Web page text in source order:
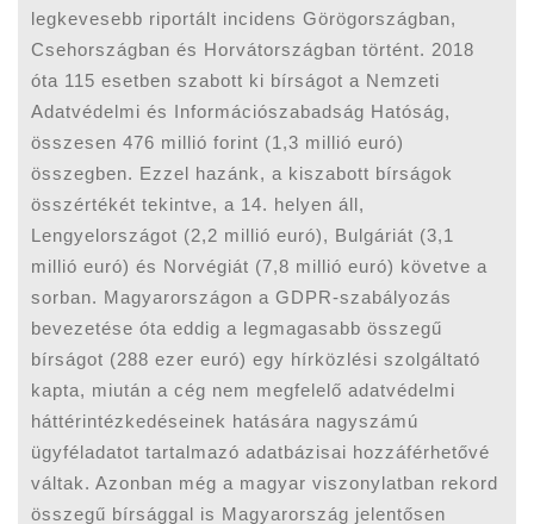
legkevesebb riportált incidens Görögországban,
Csehországban és Horvátországban történt. 2018
óta 115 esetben szabott ki bírságot a Nemzeti
Adatvédelmi és Információszabadság Hatóság,
összesen 476 millió forint (1,3 millió euró)
összegben. Ezzel hazánk, a kiszabott bírságok
összértékét tekintve, a 14. helyen áll,
Lengyelországot (2,2 millió euró), Bulgáriát (3,1
millió euró) és Norvégiát (7,8 millió euró) követve a
sorban. Magyarországon a GDPR-szabályozás
bevezetése óta eddig a legmagasabb összegű
bírságot (288 ezer euró) egy hírközlési szolgáltató
kapta, miután a cég nem megfelelő adatvédelmi
háttérintézkedéseinek hatására nagyszámú
ügyféladatot tartalmazó adatbázisai hozzáférhetővé
váltak. Azonban még a magyar viszonylatban rekord
összegű bírsággal is Magyarország jelentősen